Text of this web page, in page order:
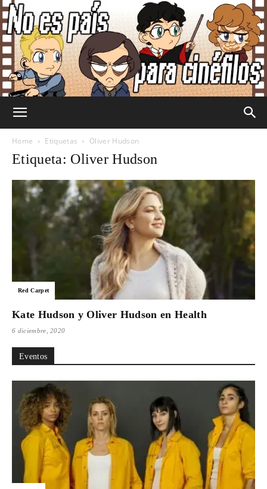
País
Home Etiquetas Oliver Hudson
Etiqueta: Oliver Hudson
Red Carpet
Kate Hudson y Oliver Hudson en Health
6 diciembre, 2020
Eventos